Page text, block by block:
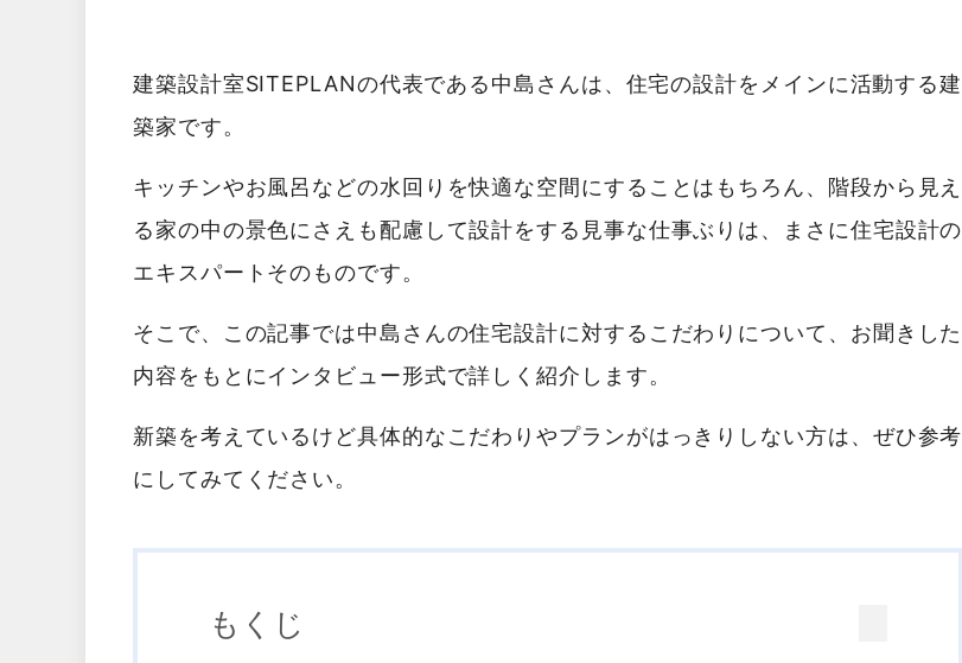
建築設計室SITEPLANの代表である中島さんは、住宅の設計をメインに活動する建
築家です。
キッチンやお風呂などの水回りを快適な空間にすることはもちろん、階段から見え
る家の中の景色にさえも配慮して設計をする見事な仕事ぶりは、まさに住宅設計の
エキスパートそのものです。
そこで、この記事では中島さんの住宅設計に対するこだわりについて、お聞きした
内容をもとにインタビュー形式で詳しく紹介します。
新築を考えているけど具体的なこだわりやプランがはっきりしない方は、ぜひ参考
にしてみてください。
もくじ